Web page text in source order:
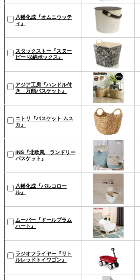
八幡化成『オムニウッテ
ィ』
スタックストー『スヌー
ピー 収納ボックス』
アジア工房『ハンドル付
き 万能バスケット』
ニトリ『バスケット ムス
カ』
INS『北欧風 ランドリー
バスケット』
八幡化成『バルコロー
ル』
ムーバー『ドールプラム
ハート』
ラジオフライヤー『リト
ルレッドトイワゴン』